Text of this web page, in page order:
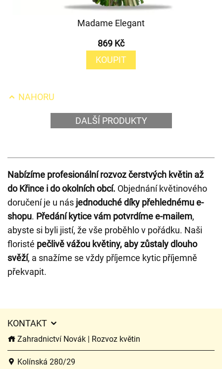
Madame Elegant
869 Kč
KOUPIT
NAHORU
DALŠÍ PRODUKTY
Nabízíme profesionální rozvoz čerstvých květin až
do Křince i do okolních obcí. Objednání květinového
doručení je u nás jednoduché díky přehlednému e-
shopu. Předání kytice vám potvrdíme e-mailem,
abyste si byli jistí, že vše proběhlo v pořádku. Naši
floristé pečlivě vážou květiny, aby zůstaly dlouho
svěží, a snažíme se vždy příjemce kytic příjemně
překvapit.
KONTAKT
Zahradnictví Novák | Rozvoz květin
Kolínská 280/29